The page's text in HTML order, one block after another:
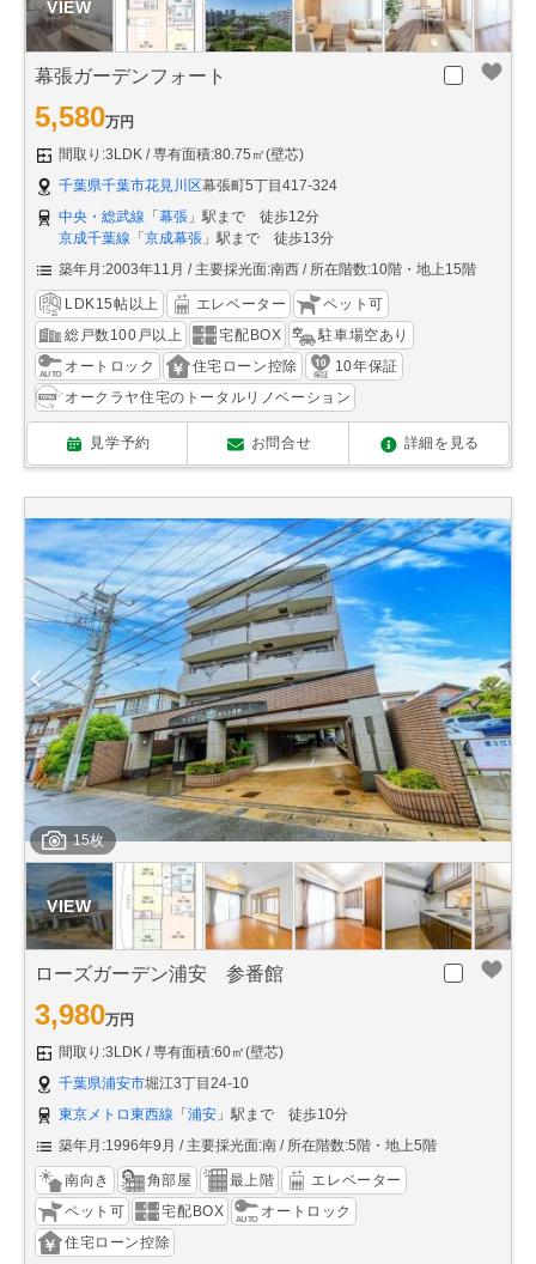
幕張ガーデンフォート
5,580万円
間取り:3LDK
専有面積:80.75㎡(壁芯)
千葉県千葉市花見川区幕張町5丁目417-324
中央・総武線 「 幕張 」駅まで 徒歩12分
京成千葉線 「 京成幕張 」駅まで 徒歩13分
築年月:2003年11月
主要採光面:南西 所在階数:10階・地上15階
LDK15帖以上 エレベーター
ペット可
総戸数100戸以上
宅配BOX
駐車場空あり
オートロック
住宅ローン控除
10年保証
オークラヤ住宅のトータルリノベーション
見学予約 お問合せ 詳細を見る
15枚
ローズガーデン浦安 参番館
3,980万円
間取り:3LDK
専有面積:60㎡(壁芯)
千葉県浦安市堀江3丁目24-10
東京メトロ東西線 「 浦安 」駅まで 徒歩10分
築年月:1996年9月
主要採光面:南 所在階数:5階・地上5階
南向き 角部屋 最上階
エレベーター
ペット可
宅配BOX
オートロック
住宅ローン控除